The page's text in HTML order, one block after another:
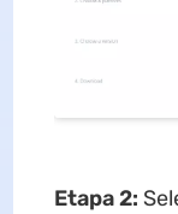
Etapa 2: